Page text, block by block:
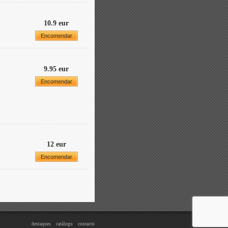
10.9 eur
Encomendar
9.95 eur
Encomendar
12 eur
Encomendar
destaques catálogo contacto